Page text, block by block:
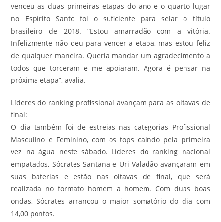
venceu as duas primeiras etapas do ano e o quarto lugar
no Espírito Santo foi o suficiente para selar o título
brasileiro de 2018. “Estou amarradão com a vitória.
Infelizmente não deu para vencer a etapa, mas estou feliz
de qualquer maneira. Queria mandar um agradecimento a
todos que torceram e me apoiaram. Agora é pensar na
próxima etapa”, avalia.
Líderes do ranking profissional avançam para as oitavas de
final:
O dia também foi de estreias nas categorias Profissional
Masculino e Feminino, com os tops caindo pela primeira
vez na água neste sábado. Líderes do ranking nacional
empatados, Sócrates Santana e Uri Valadão avançaram em
suas baterias e estão nas oitavas de final, que será
realizada no formato homem a homem. Com duas boas
ondas, Sócrates arrancou o maior somatório do dia com
14,00 pontos.